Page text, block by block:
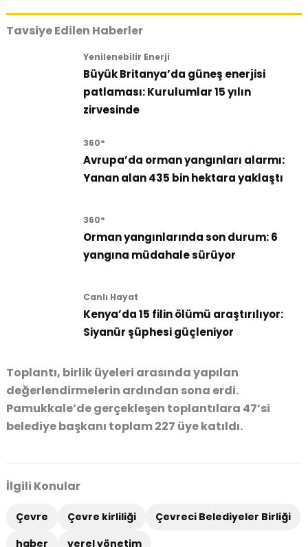
Tavsiye Edilen Haberler
Yenilenebilir Enerji
Büyük Britanya’da güneş enerjisi
patlaması: Kurulumlar 15 yılın
zirvesinde
360°
Avrupa’da orman yangınları alarmı:
Yanan alan 435 bin hektara yaklaştı
360°
Orman yangınlarında son durum: 6
yangına müdahale sürüyor
Canlı Hayat
Kenya’da 15 filin ölümü araştırılıyor:
Siyanür şüphesi güçleniyor
Toplantı, birlik üyeleri arasında yapılan
değerlendirmelerin ardından sona erdi.
Pamukkale’de gerçekleşen toplantılara 47’si
belediye başkanı toplam 227 üye katıldı.
İlgili Konular
Çevre Çevre kirliliği
Çevreci Belediyeler Birliği
haber
yerel yönetim